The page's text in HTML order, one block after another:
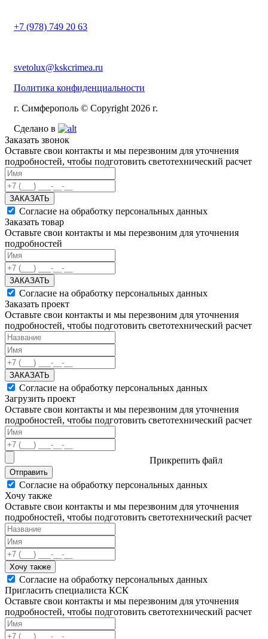
+7 (978) 749 20 63
svetolux@kskcrimea.ru
Политика конфиденциальности
г. Симферополь © Copyright 2026 г.
Сделано в
Заказать звонок
Оставьте свои контакты и мы перезвоним для уточнения
подробностей, чтобы подготовить светотехнический расчет
ЗАКАЗАТЬ
Согласие на обработку персональных данных
Заказать товар
Оставьте свои контакты и мы перезвоним для уточнения
подробностей
ЗАКАЗАТЬ
Согласие на обработку персональных данных
Заказать проект
Оставьте свои контакты и мы перезвоним для уточнения
подробностей, чтобы подготовить светотехнический расчет
ЗАКАЗАТЬ
Согласие на обработку персональных данных
Загрузить проект
Оставьте свои контакты и мы перезвоним для уточнения
подробностей, чтобы подготовить светотехнический расчет
Прикрепить файл
Отправить
Согласие на обработку персональных данных
Хочу также
Оставьте свои контакты и мы перезвоним для уточнения
подробностей, чтобы подготовить светотехнический расчет
Хочу также
Согласие на обработку персональных данных
Пригласить специалиста КСК
Оставьте свои контакты и мы перезвоним для уточнения
подробностей, чтобы подготовить светотехнический расчет